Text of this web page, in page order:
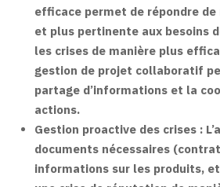
efficace permet de répondre
et plus pertinente aux besoins
les crises de manière plus
gestion de projet collaboratif
partage d’informations et la
actions.
Gestion proactive des crises :
documents nécessaires
informations sur les produits,